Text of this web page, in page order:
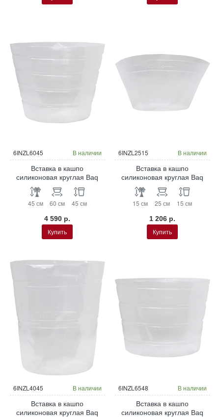
6INZL6045 В наличии
Вставка в кашпо
силиконовая круглая Baq
45 см 60 см 45 см
4 590 р.
Купить
6INZL2515 В наличии
Вставка в кашпо
силиконовая круглая Baq
15 см 25 см 15 см
1 206 р.
Купить
6INZL4045 В наличии
Вставка в кашпо
силиконовая круглая Baq
6INZL6548 В наличии
Вставка в кашпо
силиконовая круглая Baq